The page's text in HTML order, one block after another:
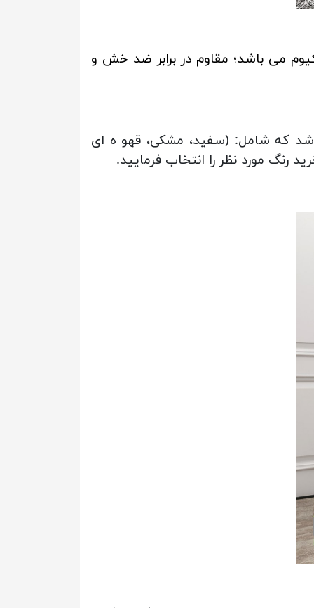
می باشد؛ مقاوم در برابر ضد خش و
که شامل: (سفید، مشکی، قهو ه ای
مورد نظر را انتخاب فرمایید.